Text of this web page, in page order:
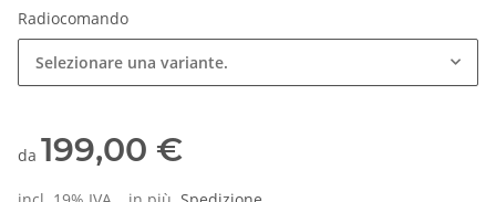
Radiocomando
Selezionare una variante.
da 199,00 €